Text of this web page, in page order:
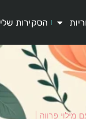
הסקירות שלי